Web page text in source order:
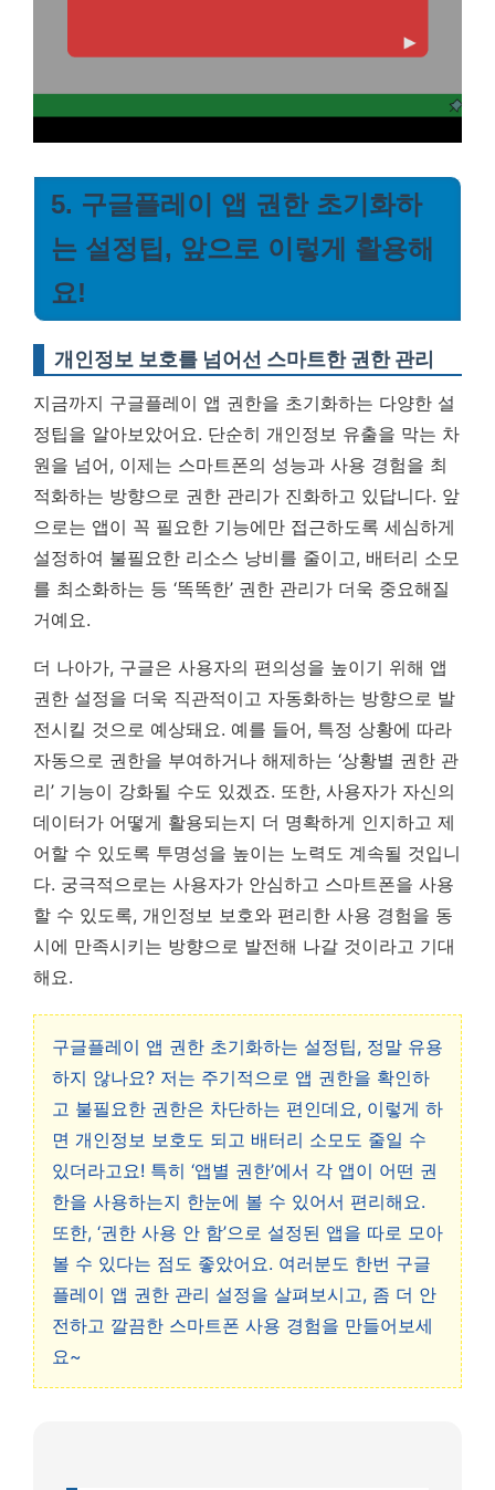
5. 구글플레이 앱 권한 초기화하
는 설정팁, 앞으로 이렇게 활용해
요!
개인정보 보호를 넘어선 스마트한 권한 관리
지금까지 구글플레이 앱 권한을 초기화하는 다양한 설
정팁을 알아보았어요. 단순히 개인정보 유출을 막는 차
원을 넘어, 이제는 스마트폰의 성능과 사용 경험을 최
적화하는 방향으로 권한 관리가 진화하고 있답니다. 앞
으로는 앱이 꼭 필요한 기능에만 접근하도록 세심하게
설정하여 불필요한 리소스 낭비를 줄이고, 배터리 소모
를 최소화하는 등 ‘똑똑한’ 권한 관리가 더욱 중요해질
거예요.
더 나아가, 구글은 사용자의 편의성을 높이기 위해 앱
권한 설정을 더욱 직관적이고 자동화하는 방향으로 발
전시킬 것으로 예상돼요. 예를 들어, 특정 상황에 따라
자동으로 권한을 부여하거나 해제하는 ‘상황별 권한 관
리’ 기능이 강화될 수도 있겠죠. 또한, 사용자가 자신의
데이터가 어떻게 활용되는지 더 명확하게 인지하고 제
어할 수 있도록 투명성을 높이는 노력도 계속될 것입니
다. 궁극적으로는 사용자가 안심하고 스마트폰을 사용
할 수 있도록, 개인정보 보호와 편리한 사용 경험을 동
시에 만족시키는 방향으로 발전해 나갈 것이라고 기대
해요.
구글플레이 앱 권한 초기화하는 설정팁, 정말 유용
하지 않나요? 저는 주기적으로 앱 권한을 확인하
고 불필요한 권한은 차단하는 편인데요, 이렇게 하
면 개인정보 보호도 되고 배터리 소모도 줄일 수
있더라고요! 특히 ‘앱별 권한’에서 각 앱이 어떤 권
한을 사용하는지 한눈에 볼 수 있어서 편리해요.
또한, ‘권한 사용 안 함’으로 설정된 앱을 따로 모아
볼 수 있다는 점도 좋았어요. 여러분도 한번 구글
플레이 앱 권한 관리 설정을 살펴보시고, 좀 더 안
전하고 깔끔한 스마트폰 사용 경험을 만들어보세
요~